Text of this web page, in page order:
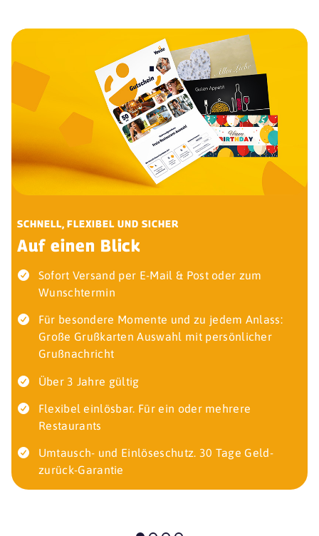
SCHNELL, FLEXIBEL UND SICHER
Auf einen Blick
Sofort Versand per E-Mail & Post oder zum
Wunschtermin
Für besondere Momente und zu jedem Anlass:
Große Grußkarten Auswahl mit persönlicher
Grußnachricht
Über 3 Jahre gültig
Flexibel einlösbar. Für ein oder mehrere
Restaurants
Umtausch- und Einlöseschutz. 30 Tage Geld-
zurück-Garantie